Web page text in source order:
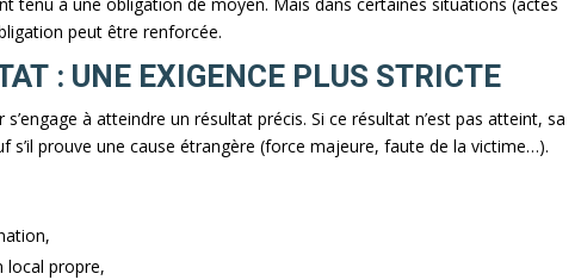
tenu à une obligation de moyen. Mais dans certaines situations (actes
peut être renforcée.
: UNE EXIGENCE PLUS STRICTE
à atteindre un résultat précis. Si ce résultat n’est pas atteint, sa
s’il prouve une cause étrangère (force majeure, faute de la victime…).
local propre,